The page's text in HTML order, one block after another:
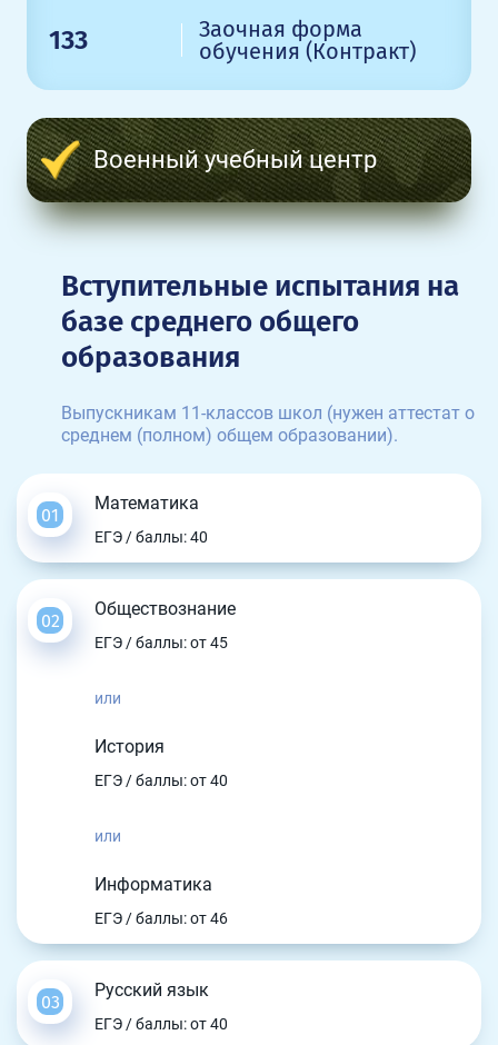
133
Заочная форма
обучения (Контракт)
Военный учебный центр
Вступительные испытания на
базе среднего общего
образования
Выпускникам 11-классов школ (нужен аттестат о
среднем (полном) общем образовании).
Математика
ЕГЭ / баллы: 40
Обществознание
ЕГЭ / баллы: от 45
или
История
ЕГЭ / баллы: от 40
или
Информатика
ЕГЭ / баллы: от 46
Русский язык
ЕГЭ / баллы: от 40